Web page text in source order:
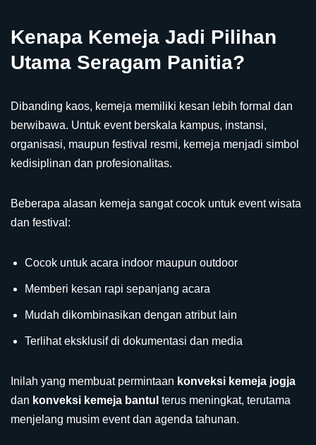
Kenapa Kemeja Jadi Pilihan
Utama Seragam Panitia?
Dibanding kaos, kemeja memiliki kesan lebih formal dan
berwibawa. Untuk event berskala kampus, instansi,
organisasi, maupun festival resmi, kemeja menjadi simbol
kedisiplinan dan profesionalitas.
Beberapa alasan kemeja sangat cocok untuk event wisata
dan festival:
Cocok untuk acara indoor maupun outdoor
Memberi kesan rapi sepanjang acara
Mudah dikombinasikan dengan atribut lain
Terlihat eksklusif di dokumentasi dan media
Inilah yang membuat permintaan konveksi kemeja jogja
dan konveksi kemeja bantul terus meningkat, terutama
menjelang musim event dan agenda tahunan.